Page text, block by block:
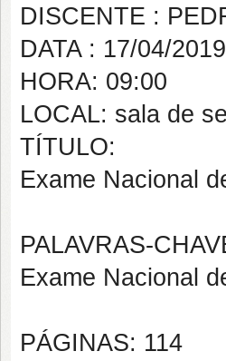
DISCENTE :
DATA : 17/04/2019
HORA: 09:00
LOCAL: sala de
TÍTULO:
Exame Nacional
PALAVRAS-
Exame Nacional
PÁGINAS: 114